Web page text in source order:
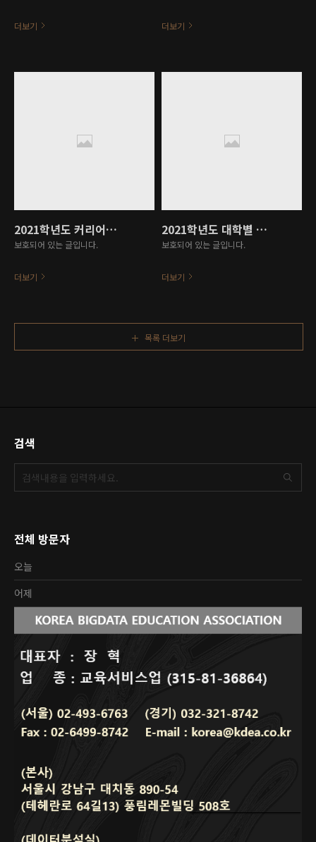
더보기 더보기
2021학년도 커리어컨설턴트 자격과정 운영 결과 보고서(20여개 대학)
보호되어 있는 글입니다.
더보기
2021학년도 대학별 심리상담사 과정 운영 결과 보고서(30여개 대학)
보호되어 있는 글입니다.
더보기
목록 더보기
검색
전체 방문자
오늘
어제